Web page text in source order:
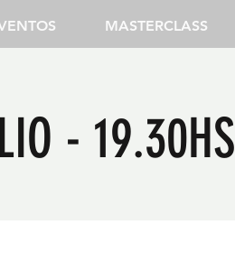
MASTERCLASS
- 19.30HS